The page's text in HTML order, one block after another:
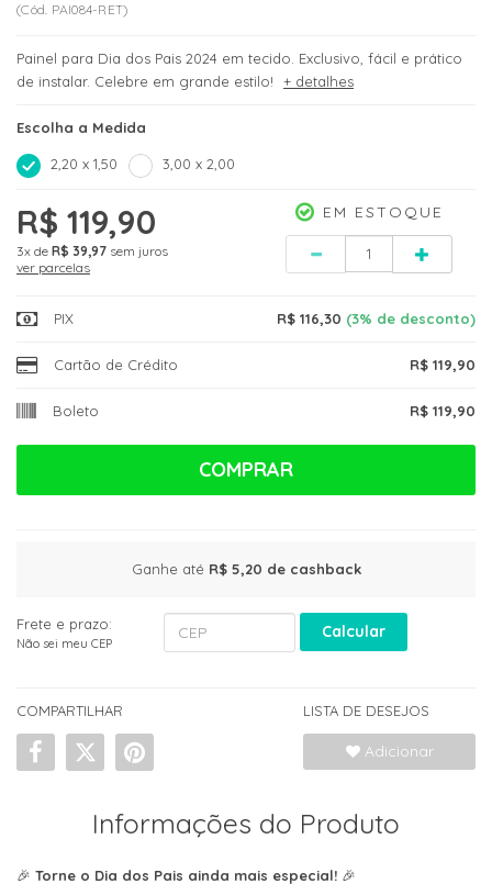
(Cód. PAI084-RET)
Painel para Dia dos Pais 2024 em tecido. Exclusivo, fácil e prático
de instalar. Celebre em grande estilo!
+ detalhes
Escolha a Medida
2,20 x 1,50 3,00 x 2,00
R$ 119,90
3x de R$ 39,97 sem juros
ver parcelas
EM ESTOQUE
PIX R$ 116,30 (3% de desconto)
Cartão de Crédito R$ 119,90
Boleto R$ 119,90
COMPRAR
Ganhe até R$ 5,20 de cashback
Frete e prazo:
Não sei meu CEP
Calcular
COMPARTILHAR LISTA DE DESEJOS
Adicionar
Informações do Produto
🎉 Torne o Dia dos Pais ainda mais especial! 🎉